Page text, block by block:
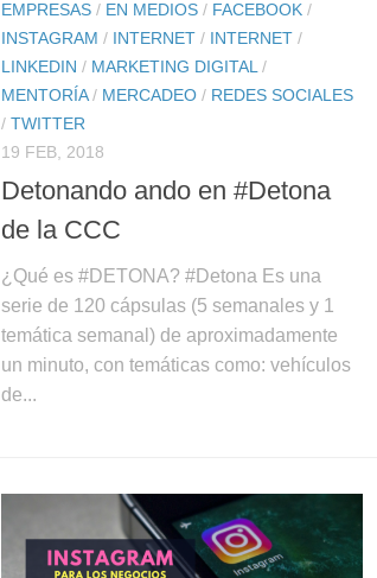
EMPRESAS / EN MEDIOS / FACEBOOK /
INSTAGRAM / INTERNET / INTERNET /
LINKEDIN / MARKETING DIGITAL /
MENTORÍA/ MERCADEO / REDES SOCIALES
/ TWITTER
19 FEB, 2018
Detonando ando en #Detona
de la CCC
¿Qué es #DETONA? #Detona Es una
serie de 120 cápsulas (5 semanales y 1
temática semanal) de aproximadamente
un minuto, con temáticas como: vehículos
de...